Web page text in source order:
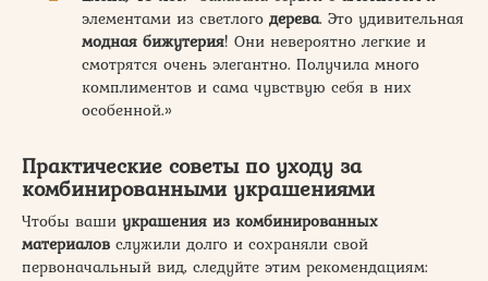
элементами из светлого дерева. Это удивительная
модная бижутерия! Они невероятно легкие и
смотрятся очень элегантно. Получила много
комплиментов и сама чувствую себя в них
особенной.»
Практические советы по уходу за
комбинированными украшениями
Чтобы ваши украшения из комбинированных
материалов служили долго и сохраняли свой
первоначальный вид, следуйте этим рекомендациям: